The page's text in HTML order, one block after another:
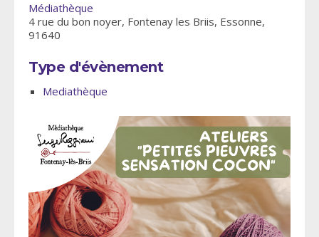
Médiathèque
4 rue du bon noyer, Fontenay les Briis, Essonne,
91640
Type d'évènement
Mediathèque